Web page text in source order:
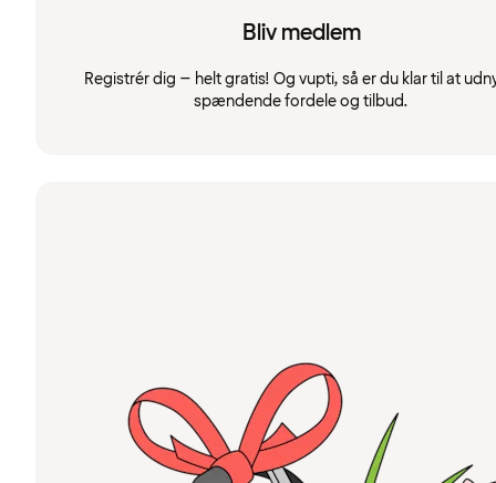
Bliv medlem
Registrér dig – helt gratis! Og vupti, så er du klar til at
spændende fordele og tilbud.